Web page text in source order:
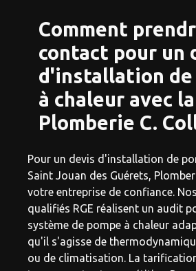
Comment
contact pour un
d'installation de
à chaleur avec la
Plomberie C.
Pour un devis d'installation de
Saint Jouan des Guérets,
votre entreprise de confiance.
qualifiés RGE réalisent un audit
système de pompe à chaleur
qu'il s'agisse de
ou de climatisation. La